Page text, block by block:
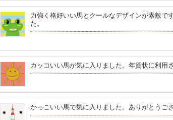
力強く格好いい馬とクールなデザインが素敵で
た。
カッコいい馬が気に入りました。年賀状に利用
かっこいい馬で気に入りました。ありがとうござ